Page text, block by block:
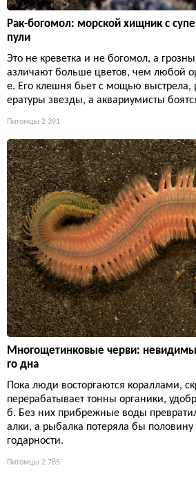
Рак-богомол: морской хищник с
пули
Это не креветка и не богомол, а
азличают больше цветов, чем любой
е. Его клешня бьет с мощью выстрела,
ературы звезды, а аквариумисты
Питомцы 2 391
Многощетинковые черви:
го дна
Пока люди восторгаются кораллами,
перерабатывает тонны органики,
б. Без них прибрежные воды
алки, а рыбалка потеряла бы половину
годарности.
Питомцы 2 785